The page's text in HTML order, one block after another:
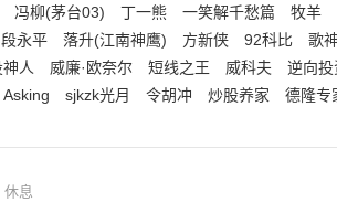
冯柳(茅台03) 丁一熊 一笑解千愁篇 牧羊
段永平 落升(江南神鹰) 方新侠 92科比 歌
人 威廉·欧奈尔 短线之王 威科夫 逆向投
Asking sjkzk光月 令胡冲 炒股养家 德隆专
休息